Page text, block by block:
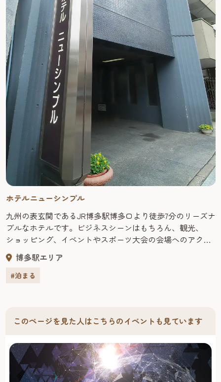
ホテルニューシンプル
九州の表玄関であるJR博多駅博多口より徒歩7分のリーズナ
ブルなホテルです。ビジネスシーンはもちろん、観光、
ショッピング、イベントやスポーツ大会の会場へのアクセ
スも抜群です。多彩な客室から、ニーズに合わせてお選び
いただけます。 ＜客室数＞30室 ＜シングル＞12室 ＜
ツイン＞2部屋のみです。 ＜グループ＞2段ベットになっ
スや畳座の小上がり（掘りごたつ）でおくつろぎできま
す。
博多駅エリア
#泊まる
このページを見た人はこちらのイベントも見ています